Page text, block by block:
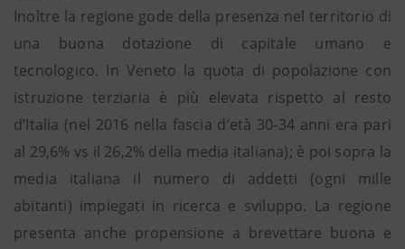
Inoltre la regione gode della presenza nel territorio di
una buona dotazione di capitale umano e
tecnologico. In Veneto la quota di popolazione con
istruzione terziaria è più elevata rispetto al resto
d’Italia (nel 2016 nella fascia d’età 30-34 anni era pari
al 29,6% vs il 26,2% della media italiana); è poi sopra la
media italiana il numero di addetti (ogni mille
abitanti) impiegati in ricerca e sviluppo. La regione
presenta anche propensione a brevettare buona e